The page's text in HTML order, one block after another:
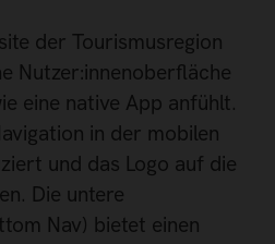
der Tourismusregion
Nutzer:innenoberfläche
eine native App anfühlt.
in der mobilen
und das Logo auf die
Die untere
Nav) bietet einen